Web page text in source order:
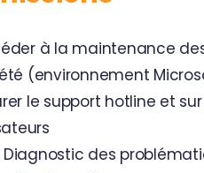
à la maintenance
(environnement
le support hotline et
Diagnostic des